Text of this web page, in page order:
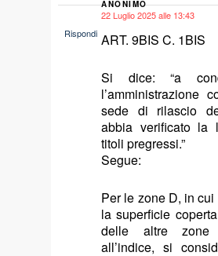
ANONIMO
22 Luglio 2025 alle 13:43
ART. 9BIS C. 1BIS
Si dice: “a
l’amministrazione
sede di rilascio
abbia verificato la
titoli pregressi.”
Segue:
Per le zone D, in
la superficie
delle altre zone
all’indice, si
Rispondi